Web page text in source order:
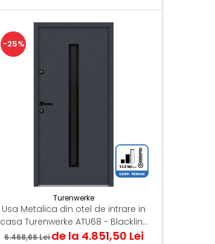
-25%
Turenwerke
Usa Metalica din otel de intrare in
casa Turenwerke ATU68 - Blackline
ST/DR
6.468,66 Leide la 4.851,50 Lei